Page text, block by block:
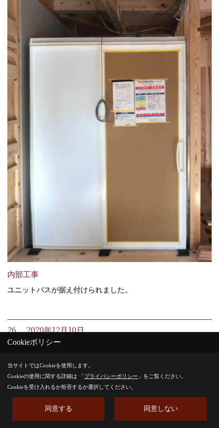
内部工事
ユニットバスが据え付けられました。
26. 2020年12月10日
Cookieポリシー
当サイトではCookieを使用します。
Cookieの使用に関する詳細は 「プライバシーポリシー 」をご覧ください。
Cookieを受け入れるか拒否するか選択してください。
同意する 同意しない